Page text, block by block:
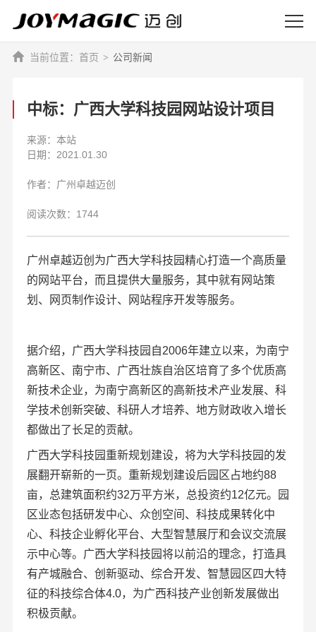
首页 公司新闻
中标：广西大学科技园网站设计项目
来源：本站
日期：2021.01.30
作者：广州卓越迈创
阅读次数：1744
广州卓越迈创为广西大学科技园精心打造一个高质量
的网站平台，而且提供大量服务，其中就有 网站策
划、网页制作设计、网站程序开发等服务。
据介绍，广西大学科技园自2006年建立以来，为南宁
高新区、南宁市、广西壮族自治区培育了多个优质高
新技术企业，为南宁高新区的高新技术产业发展、科
学技术创新突破、科研人才培养、地方财政收入增长
都做出了长足的贡献。
广西大学科技园重新规划建设，将为大学科技园的发
展翻开崭新的一页。重新规划建设后园区占地约88
亩，总建筑面积约32万平方米，总投资约12亿元。园
区业态包括研发中心、众创空间、科技成果转化中
心、科技企业孵化平台、大型智慧展厅和会议交流展
示中心等。广西大学科技园将以前沿的理念，打造具
有产城融合、创新驱动、综合开发、智慧园区四大特
征的科技综合体4.0，为广西科技产业创新发展做出
积极贡献。